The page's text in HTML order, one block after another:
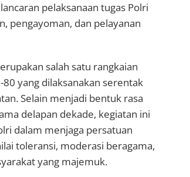
pelaksanaan tugas Polri
pengayoman, dan pelayanan
salah satu rangkaian
yang dilaksanakan serentak
Selain menjadi bentuk rasa
delapan dekade, kegiatan ini
dalam menjaga persatuan
toleransi, moderasi beragama,
yang majemuk.